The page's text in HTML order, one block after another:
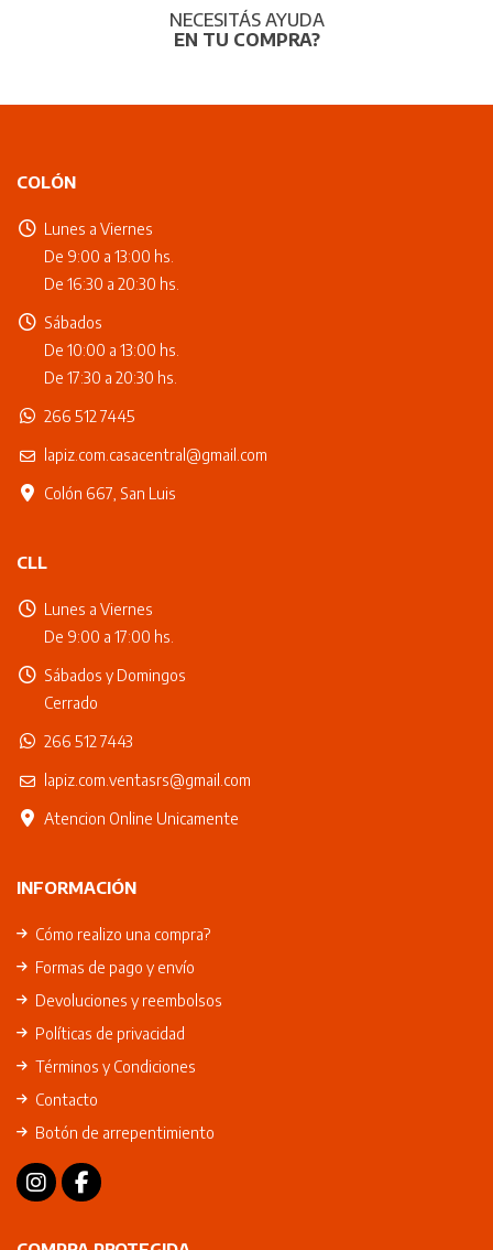
NECESITÁS AYUDA
EN TU COMPRA?
COLÓN
Lunes a Viernes
De 9:00 a 13:00 hs.
De 16:30 a 20:30 hs.
Sábados
De 10:00 a 13:00 hs.
De 17:30 a 20:30 hs.
266 512 7445
lapiz.com.casacentral@gmail.com
Colón 667, San Luis
CLL
Lunes a Viernes
De 9:00 a 17:00 hs.
Sábados y Domingos
Cerrado
266 512 7443
lapiz.com.ventasrs@gmail.com
Atencion Online Unicamente
INFORMACIÓN
Cómo realizo una compra?
Formas de pago y envío
Devoluciones y reembolsos
Políticas de privacidad
Términos y Condiciones
Contacto
Botón de arrepentimiento